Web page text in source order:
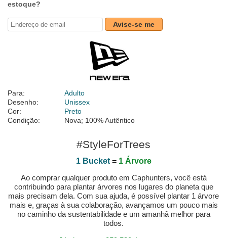
estoque?
Avise-se me
Para:
Adulto
Desenho:
Unissex
Cor:
Preto
Condição:
Nova; 100% Autêntico
#StyleForTrees
1 Bucket= 1 Árvore
Ao comprar qualquer produto em Caphunters, você está
contribuindo para plantar árvores nos lugares do planeta que
mais precisam dela. Com sua ajuda, é possível plantar 1 árvore
mais e, graças à sua colaboração, avançamos um pouco mais
no caminho da sustentabilidade e um amanhã melhor para
todos.